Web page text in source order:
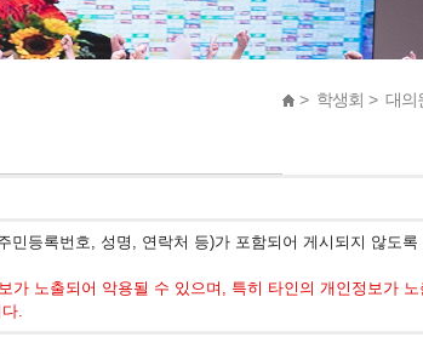
> 학생회 > 대의
등록번호, 성명, 연락처 등)가 포함되어 게시되지 않도록
노출되어 악용될 수 있으며, 특히 타인의 개인정보가 노
.